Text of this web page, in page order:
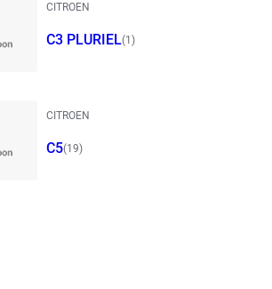
CITROEN
C3 PLURIEL(1)
CITROEN
C5(19)